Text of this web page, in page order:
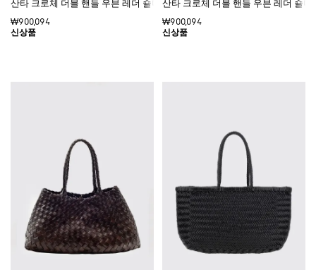
산타 크로체 더블 핸들 우븐 레더 숄더백
₩900,094
산타 크로체 더블 핸들 우븐 레더 숄더
₩900,094